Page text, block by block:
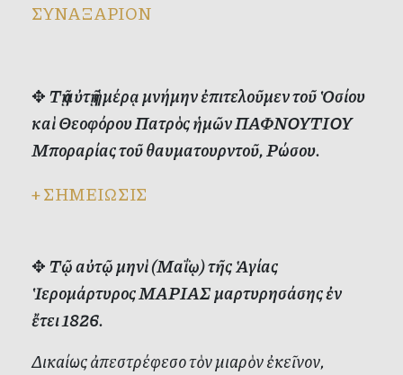
ΣΥΝΑΞΑΡΙΟΝ
✥Τῇ αὐτῇ ἡμέρᾳ μνήμην ἐπιτελοῦμεν τοῦ Ὁσίου
καὶ Θεοφόρου Πατρὸς ἡμῶν ΠΑΦΝΟΥΤΙΟΥ
Μποραρίας τοῦ θαυματουρντοῦ, Ρώσου.
+ΣΗΜΕΙΩΣΙΣ
✥Τῷ αὐτῷ μηνὶ (Μαΐῳ) τῆς Ἁγίας
Ἱερομάρτυρος ΜΑΡΙΑΣ μαρτυρησάσης ἐν
ἔτει 1826.
Δικαίως ἀπεστρέφεσο τὸν μιαρὸν ἐκεῖνον,